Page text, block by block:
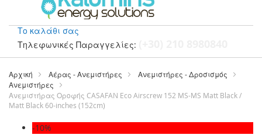
Το καλάθι σας
Τηλεφωνικές Παραγγελίες:
Μετάβαση
περιεχόμενο
Αρχική Αέρας - Ανεμιστήρες
Ανεμιστήρες - Δροσισμός
Ανεμιστήρες
Ανεμιστήρας Οροφής CASAFAN Eco Airscrew 152 MS-MS Matt Black /
Matt Black 60-inches (152cm)
Μετάβαση
-10%